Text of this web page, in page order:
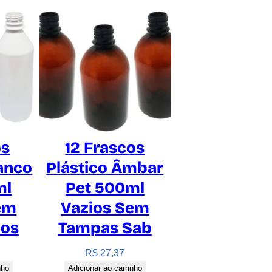
12 Frascos
Plástico Âmbar
Pet 500ml
Vazios Sem
Tampas Sab
R$ 27,37
Adicionar ao carrinho